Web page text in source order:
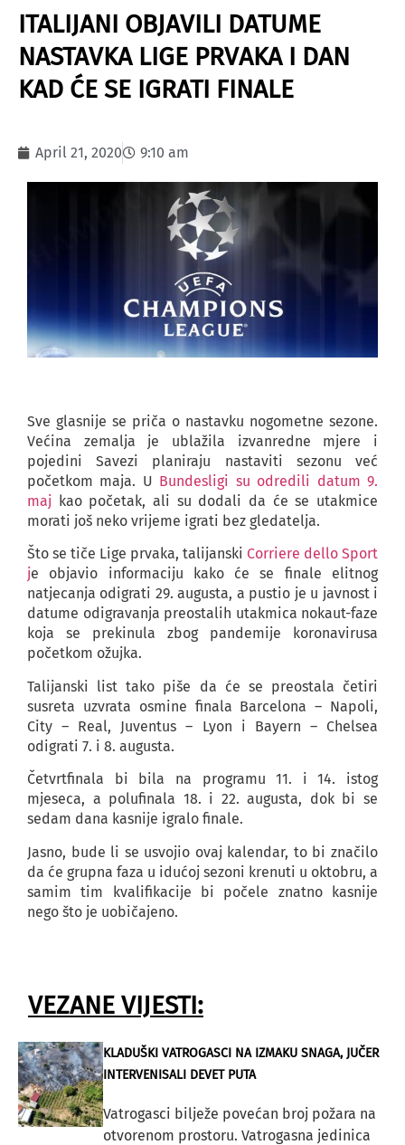
ITALIJANI OBJAVILI DATUME
NASTAVKA LIGE PRVAKA I DAN
KAD ĆE SE IGRATI FINALE
April 21, 2020 9:10 am
Sve glasnije se priča o nastavku nogometne sezone.
Većina zemalja je ublažila izvanredne mjere i
pojedini Savezi planiraju nastaviti sezonu već
početkom maja. U Bundesligi su odredili datum 9.
maj kao početak, ali su dodali da će se utakmice
morati još neko vrijeme igrati bez gledatelja.
Što se tiče Lige prvaka, talijanski Corriere dello Sport
je objavio informaciju kako će se finale elitnog
natjecanja odigrati 29. augusta, a pustio je u javnost i
datume odigravanja preostalih utakmica nokaut-faze
koja se prekinula zbog pandemije koronavirusa
početkom ožujka.
Talijanski list tako piše da će se preostala četiri
susreta uzvrata osmine finala Barcelona – Napoli,
City – Real, Juventus – Lyon i Bayern – Chelsea
odigrati 7. i 8. augusta.
Četvrtfinala bi bila na programu 11. i 14. istog
mjeseca, a polufinala 18. i 22. augusta, dok bi se
sedam dana kasnije igralo finale.
Jasno, bude li se usvojio ovaj kalendar, to bi značilo
da će grupna faza u idućoj sezoni krenuti u oktobru, a
samim tim kvalifikacije bi počele znatno kasnije
nego što je uobičajeno.
VEZANE VIJESTI:
KLADUŠKI VATROGASCI NA IZMAKU SNAGA, JUČER
INTERVENISALI DEVET PUTA
Vatrogasci bilježe povećan broj požara na
otvorenom prostoru. Vatrogasna jedinica